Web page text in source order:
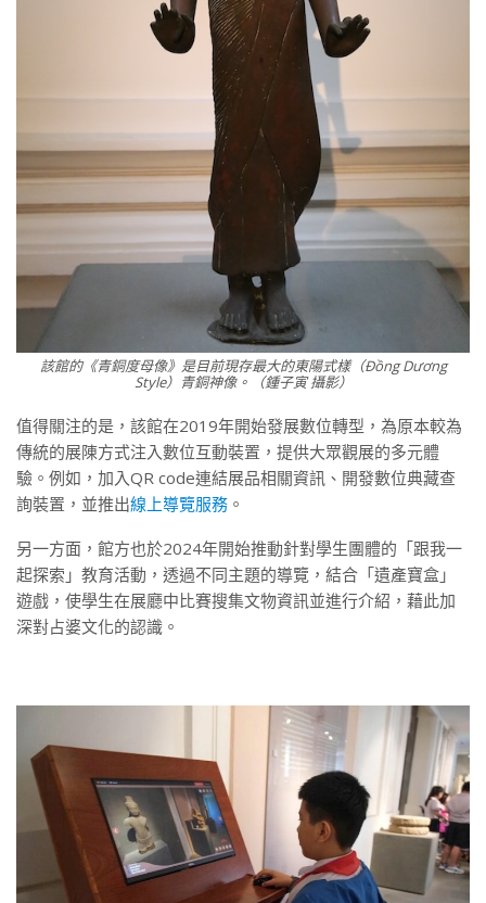
該館的《青銅度母像》是目前現存最大的東陽式樣（Đồng Dương
Style）青銅神像。（鍾子寅 攝影）
值得關注的是，該館在2019年開始發展數位轉型，為原本較為
傳統的展陳方式注入數位互動裝置，提供大眾觀展的多元體
驗。例如，加入QR code連結展品相關資訊、開發數位典藏查
詢裝置，並推出線上導覽服務 。
另一方面，館方也於2024年開始推動針對學生團體的「跟我一
起探索」教育活動，透過不同主題的導覽，結合「遺產寶盒」
遊戲，使學生在展廳中比賽搜集文物資訊並進行介紹，藉此加
深對占婆文化的認識。